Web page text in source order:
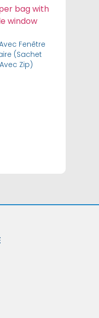
Fenêtre
(Sachet
Zip)
Now